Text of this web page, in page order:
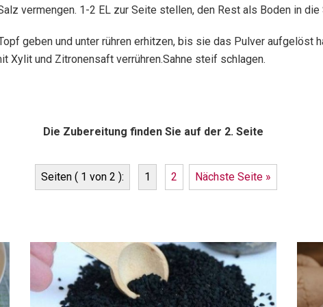
vermengen. 1-2 EL zur Seite stellen, den Rest als Boden in
geben und unter rühren erhitzen, bis sie das Pulver aufgelöst
Xylit und Zitronensaft verrühren.Sahne steif schlagen.
Die Zubereitung finden Sie auf der 2. Seite
Seiten ( 1 von 2 ): 1 2 Nächste Seite »